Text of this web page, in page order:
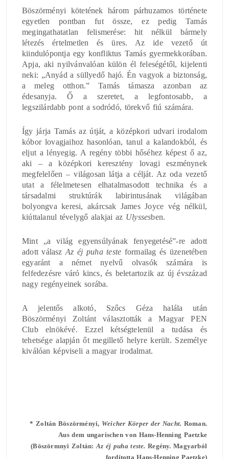
Böszörményi kötetének három párhuzamos története
egyetlen pontban fut össze, ez pedig Tamás
megingathatatlan felismerése: hit nélkül bármely
létezés értelmetlen és üres. Az ide vezető út
kiindulópontja egy konfliktus Tamás gyermekkorában.
Apja, aki nyilvánvalóan külön él feleségétől, kijelenti
neki: „Anyád a süllyedő hajó. Én vagyok a biztonság,
a meleg otthon.” Tamás támasza azonban az
édesanyja. Ő a szeretet, a legfontosabb, a
legszilárdabb pont a sodródó, törekvő fiú számára.
Így járja Tamás az útját, a középkori udvari irodalom
kóbor lovagjaihoz hasonlóan, tanul a kalandokból, és
eljut a lényegig. A regény többi hőséhez képest ő az,
aki – a középkori keresztény lovagi eszménynek
megfelelően – világosan látja a célját. Az oda vezető
utat a félelmetesen elhatalmasodott technika és a
társadalmi struktúrák labirintusának világában
bolyongva keresi, akárcsak James Joyce vég nélkül,
kiúttalanul tévelygő alakjai az Ulyssesben.
Mint „a világ egyensúlyának fenyegetésé”-re adott
adott válaszAz éj puha teste formailag és üzenetében
egyaránt a német nyelvű olvasók számára is
felfedezésre váró kincs, és beletartozik az új évszázad
nagy regényeinek sorába.
A jelentős alkotó, Szőcs Géza halála után
Böszörményi Zoltánt választották a Magyar PEN
Club elnökévé. Ezzel kétségtelenül a tudása és
tehetsége alapján őt megillető helyre került. Személye
kiválóan képviseli a magyar irodalmat.
* Zoltán Böszörményi, Weicher Körper der Nacht. Roman.
Aus dem ungarischen von Hans-Henning Paetzke
(Böszörmnyi Zoltán: Az éj puha teste. Regény. Magyarból
fordította Hans-Henning Paetzke)